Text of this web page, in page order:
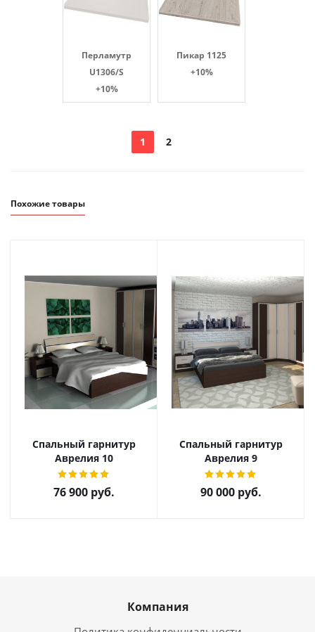
Перламутр
U1306/S
+10%
Пикар 1125
+10%
1 2
Похожие товары
Спальный гарнитур
Аврелия 10
76 900 руб.
Спальный гарнитур
Аврелия 9
90 000 руб.
Компания